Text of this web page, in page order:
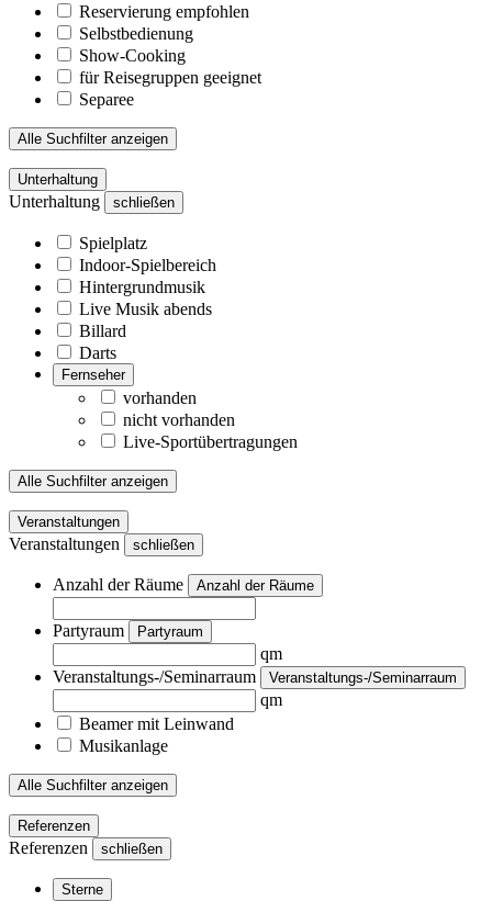
Reservierung empfohlen
Selbstbedienung
Show-Cooking
für Reisegruppen geeignet
Separee
Alle Suchfilter anzeigen
Unterhaltung
Unterhaltung schließen
Spielplatz
Indoor-Spielbereich
Hintergrundmusik
Live Musik abends
Billard
Darts
Fernseher
vorhanden
nicht vorhanden
Live-Sportübertragungen
Alle Suchfilter anzeigen
Veranstaltungen
Veranstaltungen schließen
Anzahl der Räume Anzahl der Räume
Partyraum Partyraum
qm
Veranstaltungs-/Seminarraum
Veranstaltungs-/Seminarraum
qm
Beamer mit Leinwand
Musikanlage
Alle Suchfilter anzeigen
Referenzen
Referenzen schließen
Sterne